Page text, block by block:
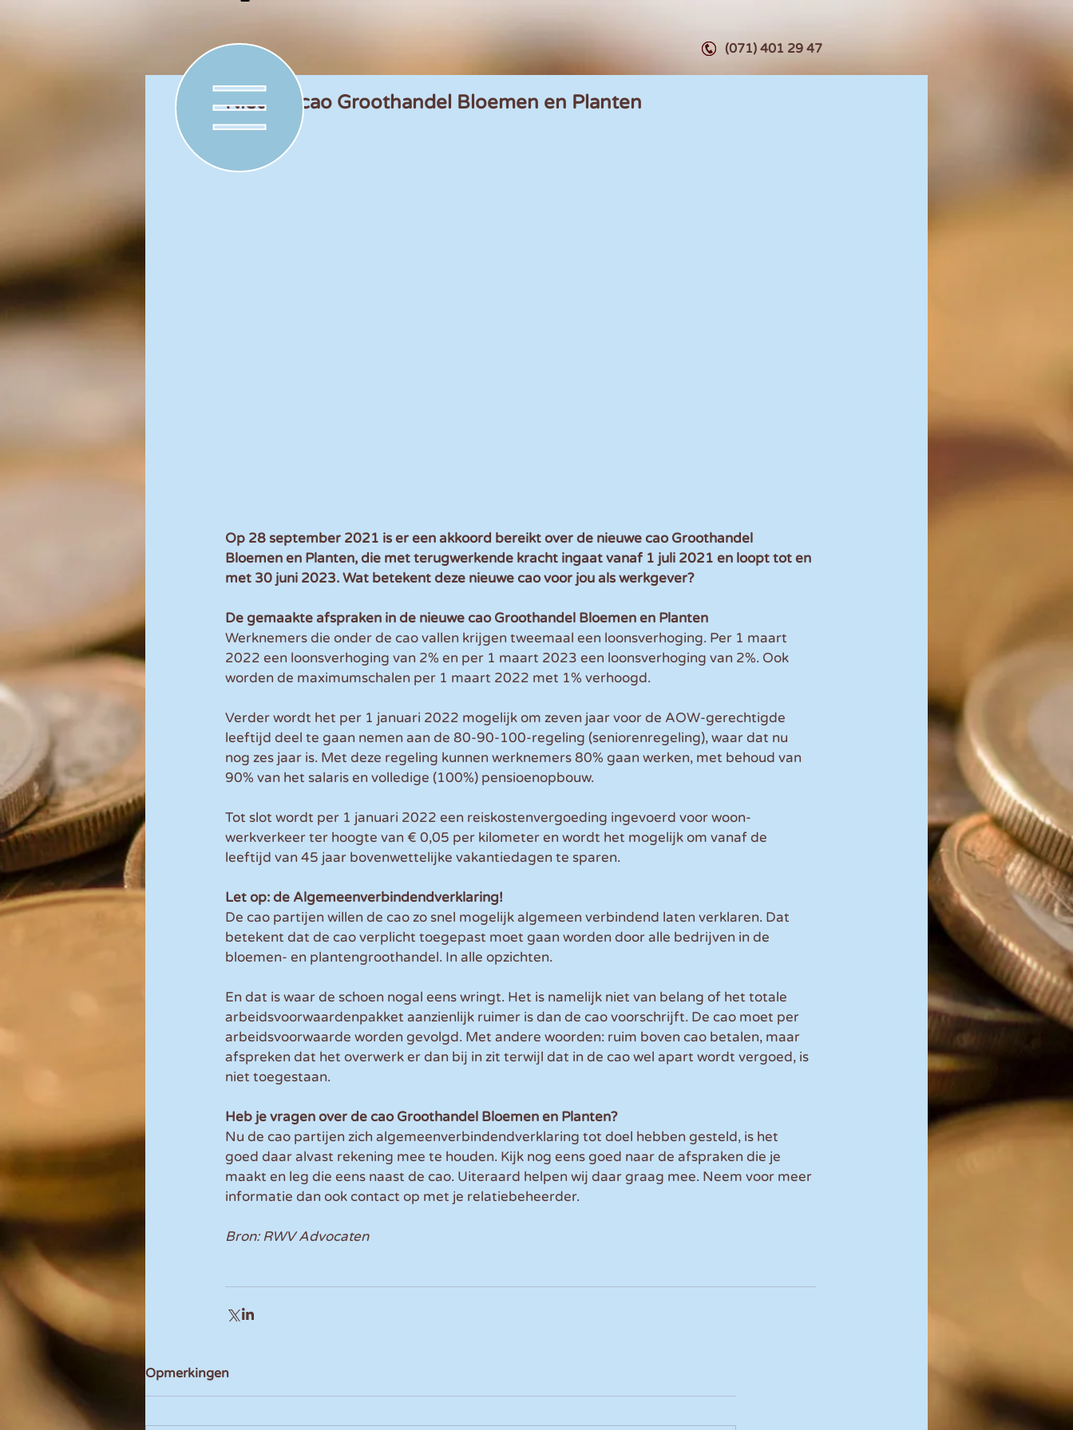
(071) 401 29 47
Nieuwe cao Groothandel Bloemen en Planten
Op 28 september 2021 is er een akkoord bereikt over de nieuwe cao Groothandel
Bloemen en Planten, die met terugwerkende kracht ingaat vanaf 1 juli 2021 en loopt tot en
met 30 juni 2023. Wat betekent deze nieuwe cao voor jou als werkgever?
De gemaakte afspraken in de nieuwe cao Groothandel Bloemen en Planten
Werknemers die onder de cao vallen krijgen tweemaal een loonsverhoging. Per 1 maart
2022 een loonsverhoging van 2% en per 1 maart 2023 een loonsverhoging van 2%. Ook
worden de maximumschalen per 1 maart 2022 met 1% verhoogd.
Verder wordt het per 1 januari 2022 mogelijk om zeven jaar voor de AOW-gerechtigde
leeftijd deel te gaan nemen aan de 80-90-100-regeling (seniorenregeling), waar dat nu
nog zes jaar is. Met deze regeling kunnen werknemers 80% gaan werken, met behoud van
90% van het salaris en volledige (100%) pensioenopbouw.
Tot slot wordt per 1 januari 2022 een reiskostenvergoeding ingevoerd voor woon-
werkverkeer ter hoogte van € 0,05 per kilometer en wordt het mogelijk om vanaf de
leeftijd van 45 jaar bovenwettelijke vakantiedagen te sparen.
Let op: de Algemeenverbindendverklaring!
De cao partijen willen de cao zo snel mogelijk algemeen verbindend laten verklaren. Dat
betekent dat de cao verplicht toegepast moet gaan worden door alle bedrijven in de
bloemen- en plantengroothandel. In alle opzichten.
En dat is waar de schoen nogal eens wringt. Het is namelijk niet van belang of het totale
arbeidsvoorwaardenpakket aanzienlijk ruimer is dan de cao voorschrijft. De cao moet per
arbeidsvoorwaarde worden gevolgd. Met andere woorden: ruim boven cao betalen, maar
afspreken dat het overwerk er dan bij in zit terwijl dat in de cao wel apart wordt vergoed, is
niet toegestaan.
Heb je vragen over de cao Groothandel Bloemen en Planten?
Nu de cao partijen zich algemeenverbindendverklaring tot doel hebben gesteld, is het
goed daar alvast rekening mee te houden. Kijk nog eens goed naar de afspraken die je
maakt en leg die eens naast de cao. Uiteraard helpen wij daar graag mee. Neem voor meer
informatie dan ook contact op met je relatiebeheerder.
Bron: RWV Advocaten
Opmerkingen